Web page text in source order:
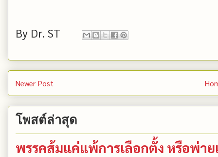
By Dr. ST
Newer Post
โพสต์ล่าสุด
พรรคส้มแค่แพ้การเลือกตั้ง หรือพ่า